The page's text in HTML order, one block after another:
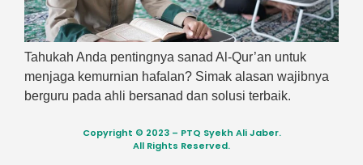
Tahukah Anda pentingnya sanad Al-Qur’an untuk
menjaga kemurnian hafalan? Simak alasan wajibnya
berguru pada ahli bersanad dan solusi terbaik.
Copyright © 2023 – PTQ Syekh Ali Jaber.
All Rights Reserved.